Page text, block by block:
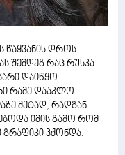
წაყვანის დროს
შემდეგ რაც რუსკა
დაიწყო.
რამე დააკლო
მეტად, რადგან
იმის გამო რომ
ჰქონდა.